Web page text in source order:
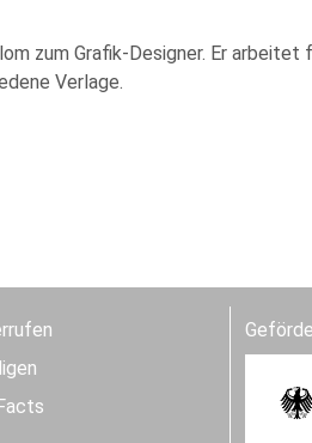
zum Grafik-Designer. Er
Verlage.